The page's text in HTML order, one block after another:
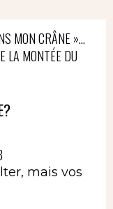
MON CRÂNE »…
LA MONTÉE DU
mais vos